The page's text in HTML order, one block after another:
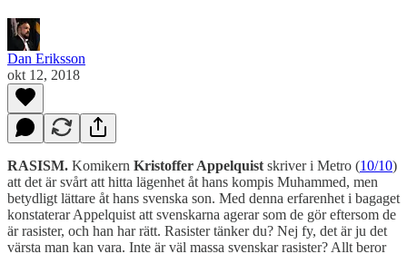
Dan Eriksson
okt 12, 2018
RASISM. Komikern Kristoffer Appelquist skriver i Metro (10/10)
att det är svårt att hitta lägenhet åt hans kompis Muhammed, men
betydligt lättare åt hans svenska son. Med denna erfarenhet i bagaget
konstaterar Appelquist att svenskarna agerar som de gör eftersom de
är rasister, och han har rätt. Rasister tänker du? Nej fy, det är ju det
värsta man kan vara. Inte är väl massa svenskar rasister? Allt beror